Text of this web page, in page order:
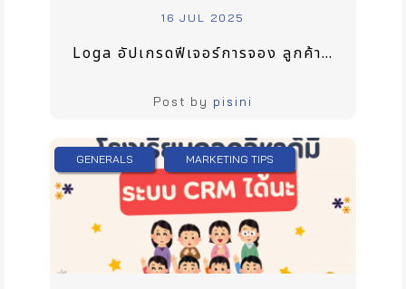
16 JUL 2025
Loga อัปเกรดฟีเจอร์การจอง ลูกค้ารับแต้มเมื่อการจองสำเร็จ
Post by pisini
GENERALS MARKETING TIPS